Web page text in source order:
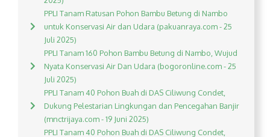
PPLI Tanam Ratusan Pohon Bambu Betung di Nambo
untuk Konservasi Air dan Udara (pakuanraya.com - 25
Juli 2025)
PPLI Tanam 160 Pohon Bambu Betung di Nambo, Wujud
Nyata Konservasi Air Dan Udara (bogoronline.com - 25
Juli 2025)
PPLI Tanam 40 Pohon Buah di DAS Ciliwung Condet,
Dukung Pelestarian Lingkungan dan Pencegahan Banjir
(mnctrijaya.com - 19 Juni 2025)
PPLI Tanam 40 Pohon Buah di DAS Ciliwung Condet,